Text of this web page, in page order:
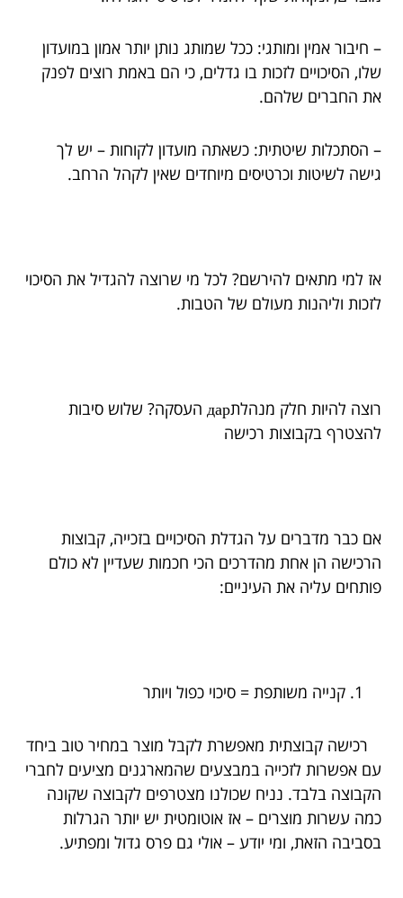
– חיבור אמין ומותגי: ככל שמותג נותן יותר אמון במועדון
שלו, הסיכויים לזכות בו גדלים, כי הם באמת רוצים לפנק
את החברים שלהם.
– הסתכלות שיטתית: כשאתה מועדון לקוחות – יש לך
גישה לשיטות וכרטיסים מיוחדים שאין לקהל הרחב.
אז למי מתאים להירשם? לכל מי שרוצה להגדיל את הסיכוי
לזכות וליהנות מעולם של הטבות.
רוצה להיות חלק מנהלתдар העסקה? שלוש סיבות
להצטרף בקבוצות רכישה
אם כבר מדברים על הגדלת הסיכויים בזכייה, קבוצות
הרכישה הן אחת מהדרכים הכי חכמות שעדיין לא כולם
פותחים עליה את העיניים:
קנייה משותפת = סיכוי כפול ויותר
רכישה קבוצתית מאפשרת לקבל מוצר במחיר טוב ביחד
עם אפשרות לזכייה במבצעים שהמארגנים מציעים לחברי
הקבוצה בלבד. נניח שכולנו מצטרפים לקבוצה שקונה
כמה עשרות מוצרים – אז אוטומטית יש יותר הגרלות
בסביבה הזאת, ומי יודע – אולי גם פרס גדול ומפתיע.